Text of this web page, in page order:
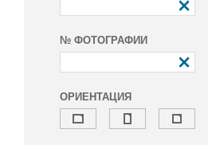
№ ФОТОГРАФИИ
ОРИЕНТАЦИЯ